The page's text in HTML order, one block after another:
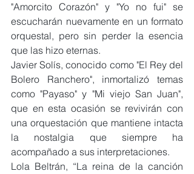
"Amorcito Corazón" y "Yo no fui" se
escucharán nuevamente en un formato
orquestal, pero sin perder la esencia
que las hizo eternas.
Javier Solís, conocido como "El Rey del
Bolero Ranchero", inmortalizó temas
como "Payaso" y "Mi viejo San Juan",
que en esta ocasión se revivirán con
una orquestación que mantiene intacta
la nostalgia que siempre ha
acompañado a sus interpretaciones.
Lola Beltrán, “La reina de la canción